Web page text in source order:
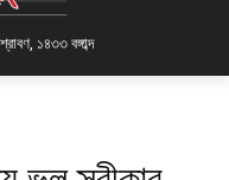
১৪৩৩ বঙ্গাব্দ